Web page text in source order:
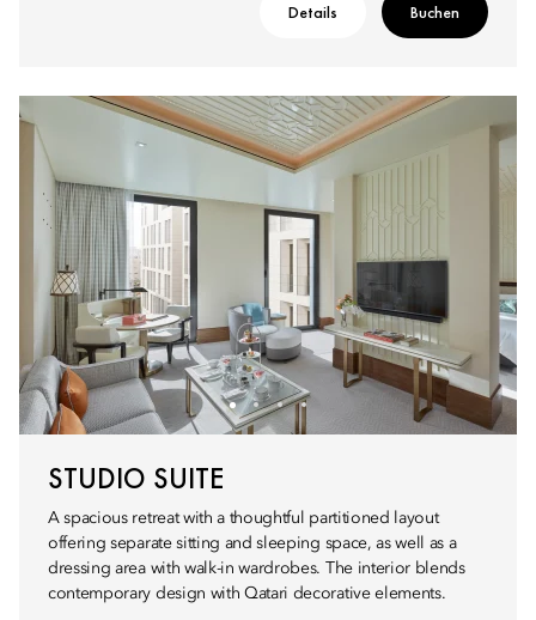
Details Buchen
STUDIO SUITE
A spacious retreat with a thoughtful partitioned layout
offering separate sitting and sleeping space, as well as a
dressing area with walk-in wardrobes. The interior blends
contemporary design with Qatari decorative elements.